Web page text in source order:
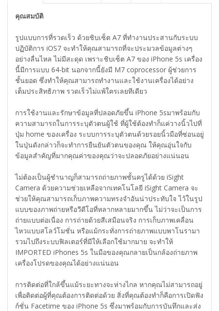
คุณสมบัติ
รูปแบบการที่รวดเร็ว ด้วยชิบเซ็ต A7 ที่ทำงานประสานกับระบบ
ปฏิบัติการ iOS7 จะทำให้คุณสามารถที่จะประมวลข้อมูลต่างๆ
อย่างลื่นไหล ไม่มีสะดุด เพราะชิบเซ็ต A7 ของ iPhone 5s เครื่อง
นี้มีการแบบ 64-bit นอกจากนี้ยังมี M7 coprocessor ผู้ช่วยการ
ชั้นยอด ซึ่งทำให้คุณสามารถทำงานและใช้งานเครื่องได้อย่าง
เต็มประสิทธิภาพ รวดเร็วไม่แพ้ใครเลยทีเดียว
การใช้งานและรักษาข้อมูลที่ปลอดภัยขึ้น iPhone 5sมาพร้อมกับ
ความสามารถในการระบุตัวตนผู้ใช้ ที่ผู้ใช้ต้องทำก็แค่วางนิ้วไปที่
ปุ่ม home ของเครื่อง ระบบการระบุตัวตนด้วยรอยนิ้วมือที่ซ่อนอยู่
ในปุ่นดังกล่าวก็จะทำการยืนยันตัวตนของคุณ ให้คุณอุ่นใจกับ
ข้อมูลสำคัญที่มากคุณค่าของคุณว่าจะปลอดภัยอย่างแน่นอน
ไม่ต้องเป็นผู้ชำนาญก็สามารถถ่ายภาพชั้นครูได้ด้วย iSight
Camera ด้วยความช่วยเหลือจากเทคโนโลยี iSight Camera จะ
ช่วยให้คุณสามารถเก็บภาพความทรงจำอันน่าประทับใจ ไว้ในรูป
แบบของภาพถ่ายหรือวีดีโอที่หลากหลายมากขึ้น ไม่ว่าจะเป็นการ
ถ่ายแบบต่อเนื่อง การถ่ายด้วยสีเสมือนจริง การเก็บภาพเคลื่อน
ไหวแบบสโลว์โมชั่น หรือแม้กระทั่งการถ่ายภาพแบบพาโนรามา
รวมไปถึงระบบฟิลเตอร์ที่มีให้เลือกใช้มากมาย จะทำให้
IMPORTED iPhones 5s ในมือของคุณกลายเป็นกล้องถ่ายภาพ
เครื่องโปรดของคุณได้อย่างแน่นอน
การติดต่อที่ใกล้ขึ้นแม้ระยะทางจะห่างไกล หากคุณไม่สามารถอยู่
เพื่อติดต่อผู้ที่คุณต้องการติดต่อด้วย สิ่งที่คุณต้องทำก็คือการเปิดฟัง
ก์ชั่น Facetime ของ iPhone 5s ซึ่งมาพร้อมกับการบันทึกและส่ง